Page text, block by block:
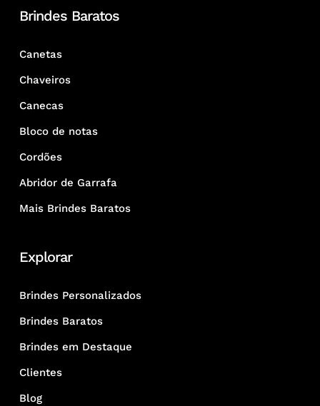
Brindes Baratos
Canetas
Chaveiros
Canecas
Bloco de notas
Cordões
Abridor de Garrafa
Mais Brindes Baratos
Explorar
Brindes Personalizados
Brindes Baratos
Brindes em Destaque
Clientes
Blog